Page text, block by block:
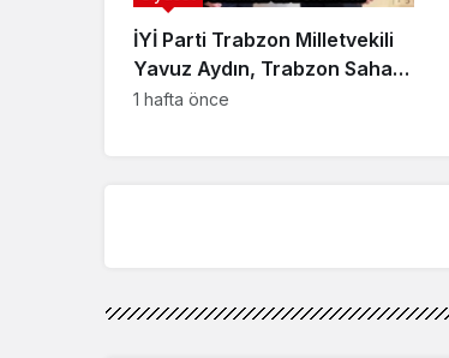
İYİ Parti Trabzon Milletvekili
Yavuz Aydın, Trabzon Saha
Programlarına Yomra,
1 hafta önce